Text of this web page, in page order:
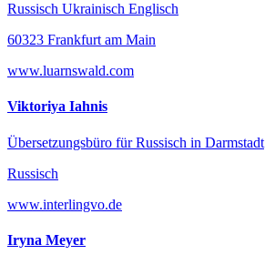
Russisch Ukrainisch Englisch
60323 Frankfurt am Main
www.luarnswald.com
Viktoriya Iahnis
Übersetzungsbüro für Russisch in Darmstadt
Russisch
www.interlingvo.de
Iryna Meyer